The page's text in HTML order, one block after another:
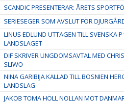
SCANDIC PRESENTERAR: ÅRETS
SERIESEGER SOM AVSLUT FÖR
LINUS EDLUND UTTAGEN TILL SVENSKA
LANDSLAGET
DIF SKRIVER UNGDOMSAVTAL MED
SLIWO
NINA GARIBIJA KALLAD TILL BOSNIEN
LANDSLAG
JAKOB TOMA HÖLL NOLLAN MOT